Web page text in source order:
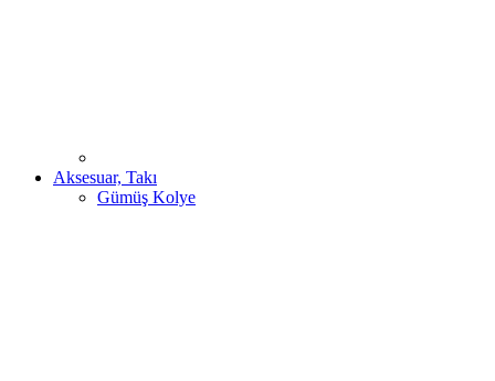
Aksesuar, Takı
Gümüş Kolye